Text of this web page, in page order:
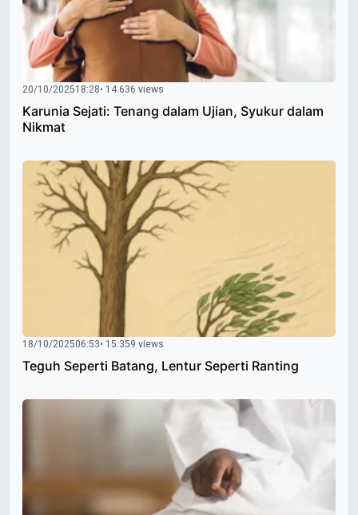
20/10/202518:28• 14.636 views
Karunia Sejati: Tenang dalam Ujian, Syukur dalam
Nikmat
18/10/202506:53• 15.359 views
Teguh Seperti Batang, Lentur Seperti Ranting